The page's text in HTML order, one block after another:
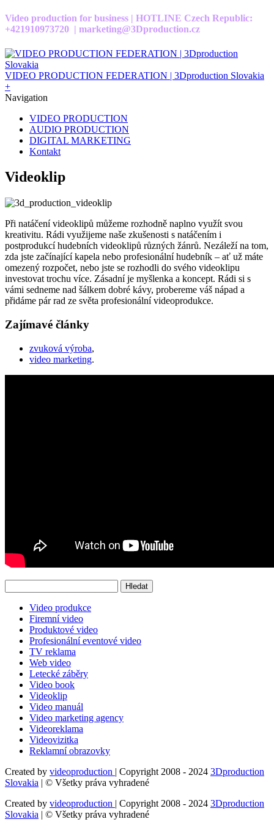
Video production for business | HOTLINE Czech Republic:
+421910973720 | marketing@3Dproduction.cz
VIDEO PRODUCTION FEDERATION | 3Dproduction Slovakia
+
Navigation
VIDEO PRODUCTION
AUDIO PRODUCTION
DIGITAL MARKETING
Kontakt
Videoklip
Při natáčení videoklipů můžeme rozhodně naplno využít svou
kreativitu. Rádi využijeme naše zkušenosti s natáčením i
postprodukcí hudebních videoklipů různých žánrů. Nezáleží na tom,
zda jste začínající kapela nebo profesionální hudebník – ať už máte
omezený rozpočet, nebo jste se rozhodli do svého videoklipu
investovat trochu více. Zásadní je myšlenka a koncept. Rádi si s
vámi sedneme nad šálkem dobré kávy, probereme váš nápad a
přidáme pár rad ze světa profesionální videoprodukce.
Zajímavé články
zvuková výroba,
video marketing.
Video produkce
Firemní video
Produktové video
Profesionální eventové video
TV reklama
Web video
Letecké záběry
Video book
Videoklip
Video manuál
Video marketing agency
Videoreklama
Videovizitka
Reklamní obrazovky
Created by videoproduction | Copyright 2008 - 2024 3Dproduction
Slovakia | © Všetky práva vyhradené
Created by videoproduction | Copyright 2008 - 2024 3Dproduction
Slovakia | © Všetky práva vyhradené